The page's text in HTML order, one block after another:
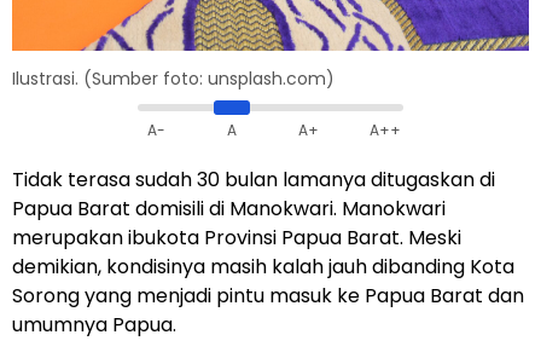
Ilustrasi. (Sumber foto: unsplash.com)
A- A A+ A++
Tidak terasa sudah 30 bulan lamanya ditugaskan di
Papua Barat domisili di Manokwari. Manokwari
merupakan ibukota Provinsi Papua Barat. Meski
demikian, kondisinya masih kalah jauh dibanding Kota
Sorong yang menjadi pintu masuk ke Papua Barat dan
umumnya Papua.